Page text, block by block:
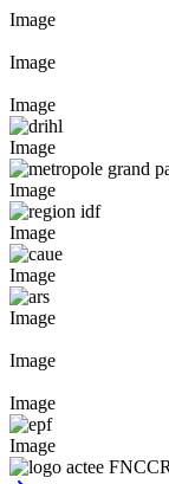
Image
Image
Image
Image
Image
Image
Image
Image
Image
Image
Image